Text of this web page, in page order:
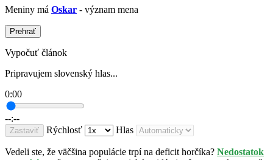
Meniny má Oskar - význam mena
Prehrať
Vypočuť článok
Pripravujem slovenský hlas...
0:00
--:--
Zastaviť Rýchlosť Hlas
Vedeli ste, že väčšina populácie trpí na deficit horčíka? Nedostatok